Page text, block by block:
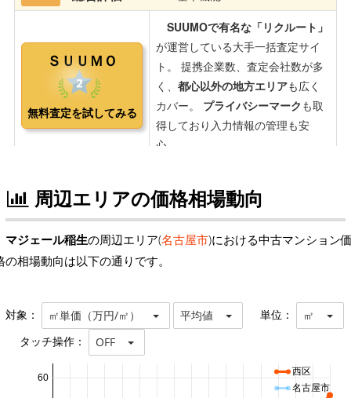
周辺エリアの価格相場動向
マジェール稲生の周辺エリア(名古屋市)における中古マンション
の相場動向は以下の通りです。
対象： ㎡単価（万円/㎡） 平均値 単位： ㎡
タッチ操作： OFF
60
西区
名古屋市